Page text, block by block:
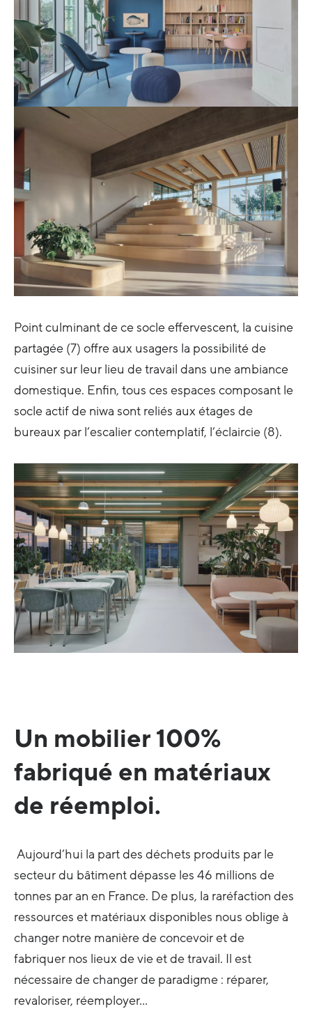
Point culminant de ce socle effervescent, la cuisine
partagée (7) offre aux usagers la possibilité de
cuisiner sur leur lieu de travail dans une ambiance
domestique. Enfin, tous ces espaces composant le
socle actif de niwa sont reliés aux étages de
bureaux par l’escalier contemplatif, l’éclaircie (8).
Un mobilier 100%
fabriqué en matériaux
de réemploi.
Aujourd’hui la part des déchets produits par le
secteur du bâtiment dépasse les 46 millions de
tonnes par an en France. De plus, la raréfaction des
ressources et matériaux disponibles nous oblige à
changer notre manière de concevoir et de
fabriquer nos lieux de vie et de travail. Il est
nécessaire de changer de paradigme : réparer,
revaloriser, réemployer…